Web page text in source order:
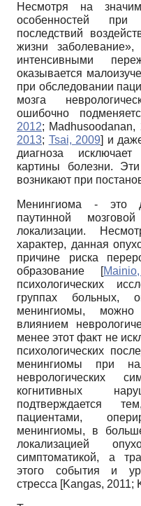
Несмотря на
особенностей при
последствий
жизни
интенсивными
оказывается
при обследовании
мозга
ошибочно
2012; Madhusoodanan,
2013; Tsai, 2009] и
диагноза исключает
картины болезни.
возникают при
Менингиома - это
паутинной
локализации.
характер, данная
причине риска
образование [
психологических
группах больных,
менингиомы, можно
влиянием
менее этот факт не
психологических
менингиомы при
неврологических
когнитивных
подтверждается
пациентами,
менингиомы, в
локализацией
симптоматикой, а
этого события и
стресса [Kangas, 2011;